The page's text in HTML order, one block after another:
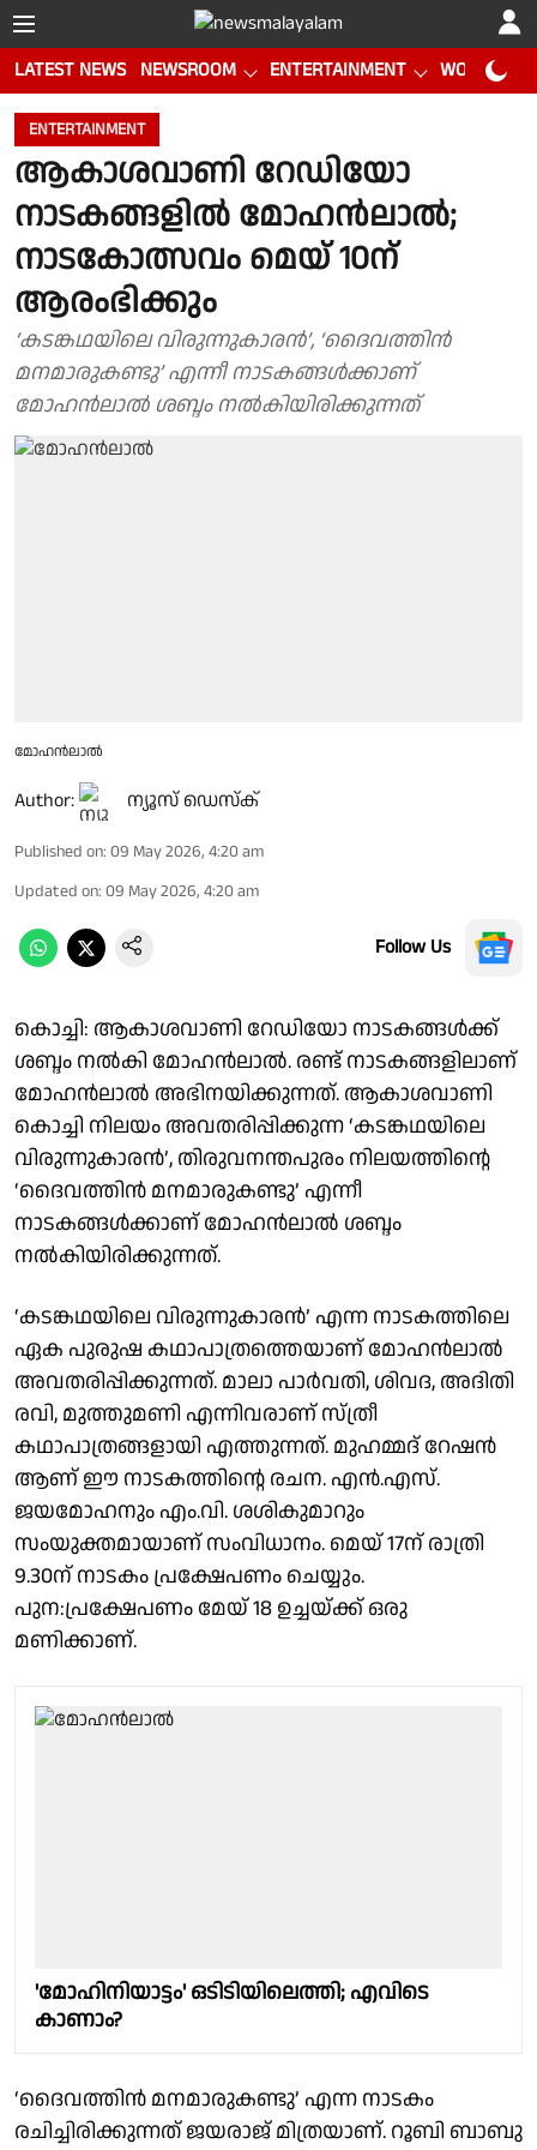
LATEST NEWS NEWSROOM ENTERTAINMENT WORLD CUP
ENTERTAINMENT
ആകാശവാണി റേഡിയോ
നാടകങ്ങളിൽ മോഹൻലാൽ;
നാടകോത്സവം മെയ് 10ന്
ആരംഭിക്കും
‘കടങ്കഥയിലെ വിരുന്നുകാരൻ’, ‘ദൈവത്തിൻ
മനമാരുകണ്ടു’ എന്നീ നാടകങ്ങൾക്കാണ്
മോഹൻലാൽ ശബ്ദം നൽകിയിരിക്കുന്നത്
മോഹൻലാൽ
Author: ന്യൂസ് ഡെസ്ക്
Published on: 09 May 2026, 4:20 am
Updated on: 09 May 2026, 4:20 am
Follow Us
കൊച്ചി: ആകാശവാണി റേഡിയോ നാടകങ്ങൾക്ക്
ശബ്ദം നൽകി മോഹൻലാൽ. രണ്ട് നാടകങ്ങളിലാണ്
മോഹൻലാൽ അഭിനയിക്കുന്നത്. ആകാശവാണി
കൊച്ചി നിലയം അവതരിപ്പിക്കുന്ന ‘കടങ്കഥയിലെ
വിരുന്നുകാരൻ’, തിരുവനന്തപുരം നിലയത്തിന്റെ
‘ദൈവത്തിൻ മനമാരുകണ്ടു’ എന്നീ
നാടകങ്ങൾക്കാണ് മോഹൻലാൽ ശബ്ദം
നൽകിയിരിക്കുന്നത്.
‘കടങ്കഥയിലെ വിരുന്നുകാരൻ’ എന്ന നാടകത്തിലെ
ഏക പുരുഷ കഥാപാത്രത്തെയാണ് മോഹൻലാൽ
അവതരിപ്പിക്കുന്നത്. മാലാ പാർവതി, ശിവദ, അദിതി
രവി, മുത്തുമണി എന്നിവരാണ് സ്ത്രീ
കഥാപാത്രങ്ങളായി എത്തുന്നത്. മുഹമ്മദ് റേഷൻ
ആണ് ഈ നാടകത്തിന്റെ രചന. എൻ.എസ്.
ജയമോഹനും എം.വി. ശശികുമാറും
സംയുക്തമായാണ് സംവിധാനം. മെയ് 17ന് രാത്രി
9.30ന് നാടകം പ്രക്ഷേപണം ചെയ്യും.
പുന:പ്രക്ഷേപണം മേയ് 18 ഉച്ചയ്ക്ക് ഒരു
മണിക്കാണ്.
'മോഹിനിയാട്ടം' ഒടിടിയിലെത്തി; എവിടെ
കാണാം?
‘ദൈവത്തിൻ മനമാരുകണ്ടു’ എന്ന നാടകം
രചിച്ചിരിക്കുന്നത് ജയരാജ് മിത്രയാണ്. റൂബി ബാബു